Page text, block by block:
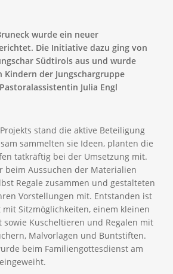
wurde ein neuer
Die Initiative dazu ging von
Südtirols aus und wurde
Kindern der Jungschargruppe
Julia Engl
stand die aktive Beteiligung
sammelten sie Ideen, planten die
tatkräftig bei der Umsetzung mit.
beim Aussuchen der Materialien
Regale zusammen und gestalteten
Vorstellungen mit. Entstanden ist
Sitzmöglichkeiten, einem kleinen
sowie Kuscheltieren und Regalen mit
Malvorlagen und Buntstiften.
beim Familiengottesdienst am